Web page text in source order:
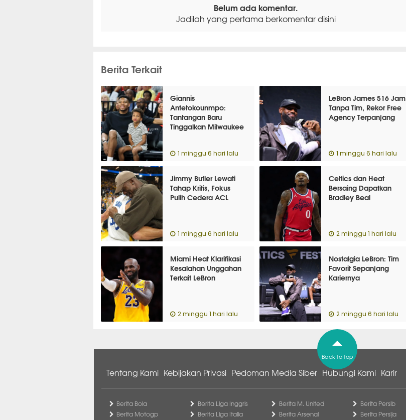
Belum ada komentar.
Jadilah yang pertama berkomentar disini
Berita Terkait
Giannis
Antetokounmpo:
Tantangan Baru
Tinggalkan Milwaukee
1 minggu 6 hari lalu
LeBron James 516 Jam
Tanpa Tim, Rekor Free
Agency Terpanjang
1 minggu 6 hari lalu
Jimmy Butler Lewati
Tahap Kritis, Fokus
Pulih Cedera ACL
1 minggu 6 hari lalu
Celtics dan Heat
Bersaing Dapatkan
Bradley Beal
2 minggu 1 hari lalu
Miami Heat Klarifikasi
Kesalahan Unggahan
Terkait LeBron
2 minggu 1 hari lalu
Nostalgia LeBron: Tim
Favorit Sepanjang
Kariernya
2 minggu 6 hari lalu
Back to top
Tentang Kami Kebijakan Privasi Pedoman Media Siber Hubungi Kami Karir
Berita Bola
Berita Motogp
Berita Liga Inggris
Berita Liga Italia
Berita M. United
Berita Arsenal
Berita Persib
Berita Persija